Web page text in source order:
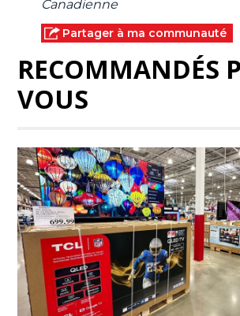
Canadienne
Partager à ma communauté
RECOMMANDÉS
VOUS